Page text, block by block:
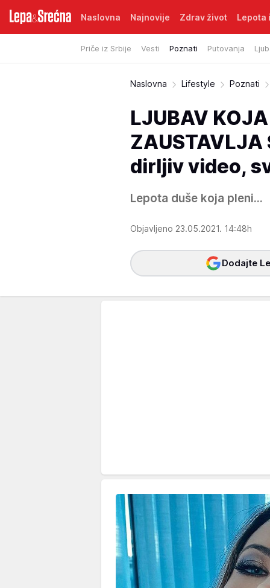
Naslovna Najnovije Zdrav život Lepota
Priče iz Srbije Vesti Poznati Putovanja
Naslovna Lifestyle Poznati
LJUBAV
dirljiv video,
Lepota duše koja pleni...
Objavljeno 23.05.2021. 14:48h
Dodajte